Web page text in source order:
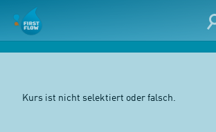
Kurs ist nicht selektiert oder falsch.